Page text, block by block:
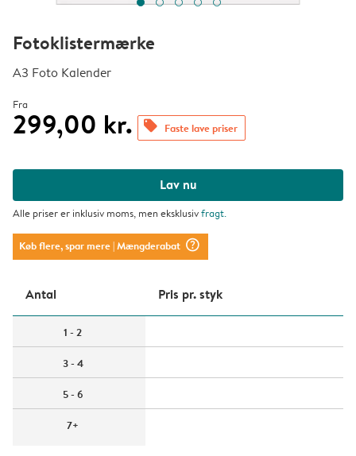
Fotoklistermærke
A3 Foto Kalender
Fra
299,00 kr. offers Faste lave priser
Lav nu
Alle priser er inklusiv moms, men eksklusivfragt.
Køb flere, spar mere| Mængderabat question_mark_circle
Antal Pris pr. styk
1 - 2
3 - 4
5 - 6
7+